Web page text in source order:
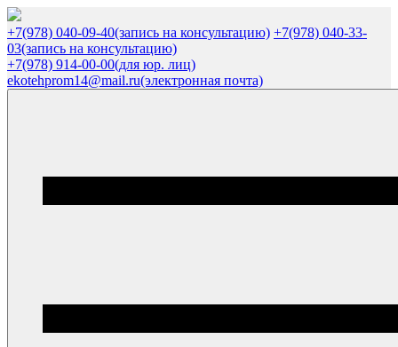
+7(978) 040-09-40(запись на консультацию) +7(978) 040-33-
03(запись на консультацию)
+7(978) 914-00-00(для юр. лиц)
ekotehprom14@mail.ru(электронная почта)